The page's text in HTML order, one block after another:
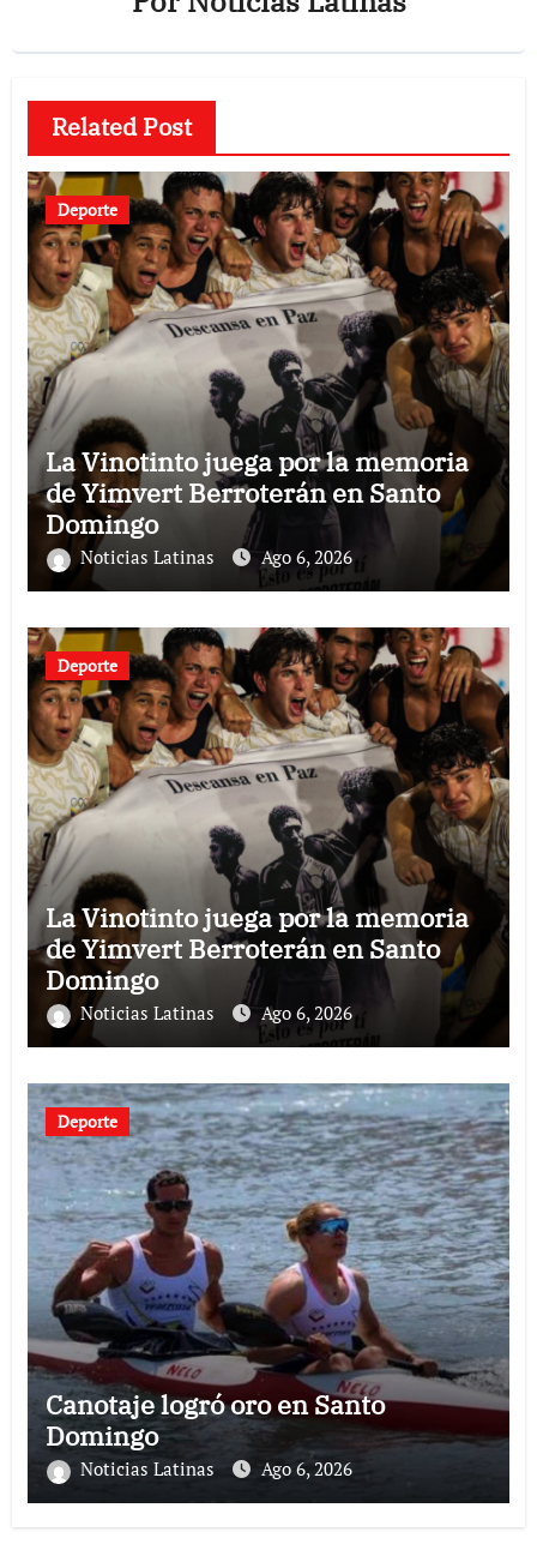
Related Post
Deporte
La Vinotinto juega por la memoria
de Yimvert Berroterán en Santo
Domingo
Noticias Latinas Ago 6, 2026
Deporte
La Vinotinto juega por la memoria
de Yimvert Berroterán en Santo
Domingo
Noticias Latinas Ago 6, 2026
Deporte
Canotaje logró oro en Santo
Domingo
Noticias Latinas Ago 6, 2026